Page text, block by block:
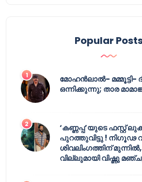
Popular
മോഹൻലാൽ- മമ്മൂട്ടി-
ഒന്നിക്കുന്നു; താര
‘കണ്ണപ്പ’യുടെ ഫസ്റ്റ്
പുറത്തുവിട്ടു ! നിഗൂഢ
ശിവലിംഗത്തിന്
വില്ലുമായി വിഷ്ണു